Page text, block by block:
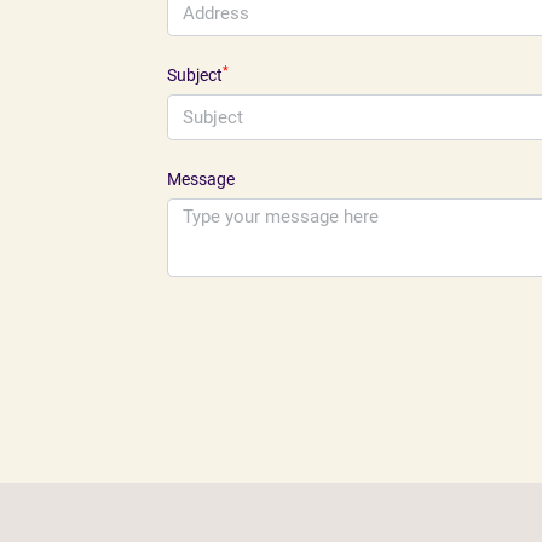
Subject*
Message